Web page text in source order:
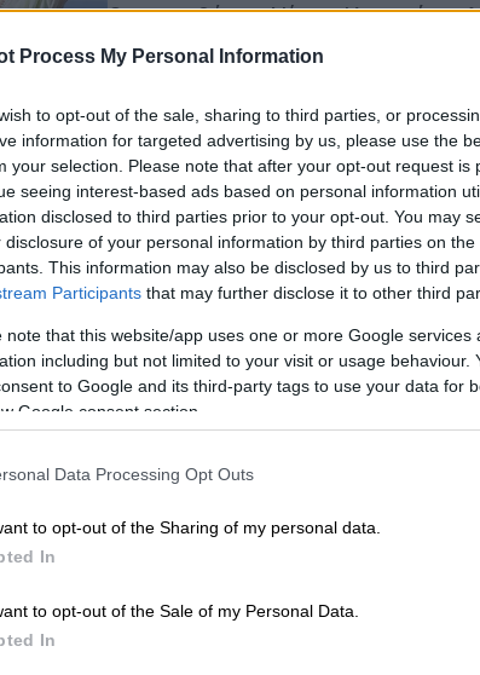
Process My Personal Information
to opt-out of the sale, sharing to third parties, or
information for targeted advertising by us, please use the
your selection. Please note that after your opt-out request is
seeing interest-based ads based on personal information
disclosed to third parties prior to your opt-out. You may
disclosure of your personal information by third parties on the
This information may also be disclosed by us to third
Participants that may further disclose it to other third
note that this website/app uses one or more Google
including but not limited to your visit or usage behaviour.
to Google and its third-party tags to use your data for
Google consent section.
Data Processing Opt Outs
to opt-out of the Sharing of my personal data.
In
to opt-out of the Sale of my Personal Data.
In
Ο σκηνοθέτης Νίκος Καμτσής
στο ethnos.gr για την δυναμική
απαιτητικής παράστασης που θα
ανεβάσει το φθινόπωρο στο
ΑΛΛΟύ